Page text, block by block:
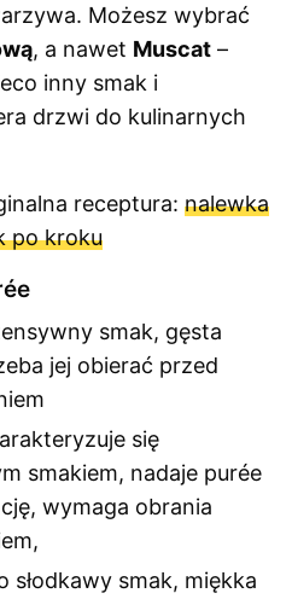
Możesz wybrać
, a nawet Muscat –
inny smak i
drzwi do kulinarnych
receptura:nalewka
po kroku
smak, gęsta
jej obierać przed
się
smakiem, nadaje purée
wymaga obrania
słodkawy smak, miękka